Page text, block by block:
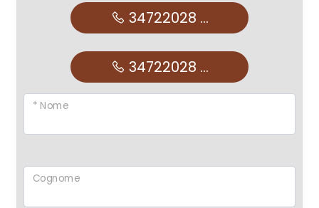
34722028 ...
34722028 ...
* Nome
Cognome